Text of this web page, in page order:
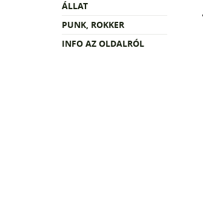
ÁLLAT
PUNK, ROKKER
INFO AZ OLDALRÓL